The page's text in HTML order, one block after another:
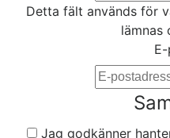
Detta fält används för
lämnas
Jag godkänner